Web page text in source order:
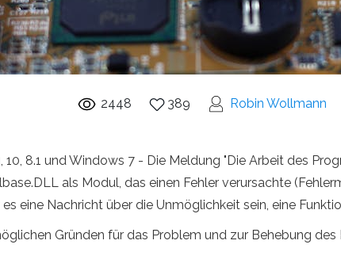
2448 389 Robin Wollmann
10, 8.1 und Windows 7 - Die Meldung "Die Arbeit des
als Modul, das einen Fehler verursachte
eine Nachricht über die Unmöglichkeit sein, eine
Gründen für das Problem und zur Behebung